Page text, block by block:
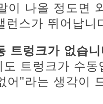
이 나올 정도면
런스가 뛰어납니
트렁크가 없습
트렁크가 수
어"라는 생각이